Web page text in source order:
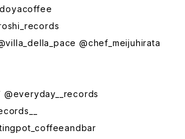
@chef_meijuhirata
@everyday__records